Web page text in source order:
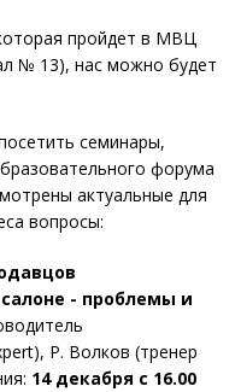
пройдет в МВЦ
№ 13), нас можно будет
семинары,
форума
актуальные для
вопросы:
- проблемы и
Р. Волков (тренер
14 декабря с 16.00